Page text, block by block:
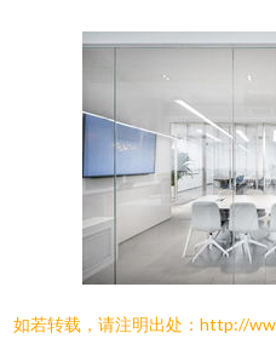
如若转载，请注明出处：http://